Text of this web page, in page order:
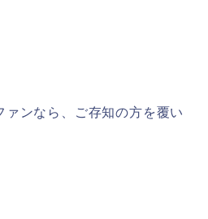
ァンなら、ご存知の方を覆い